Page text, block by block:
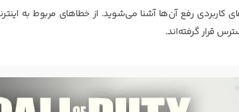
کاربردی رفع آن‌ها آشنا می‌شوید. از خطاهای مربوط به
قرار گرفته‌اند.